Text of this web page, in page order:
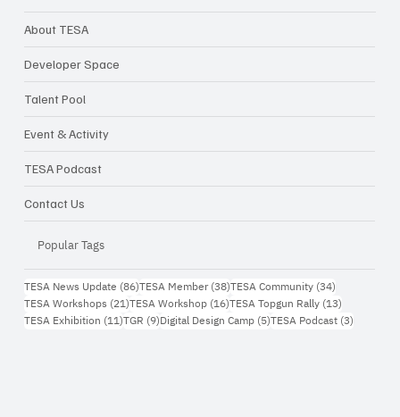
About TESA
Developer Space
Talent Pool
Event & Activity
TESA Podcast
Contact Us
Popular Tags
TESA News Update (86)86 กระทู้
TESA Member (38)38 กระทู้
TESA Community (34)34 กระทู้
TESA Workshops (21)21 กระทู้
TESA Workshop (16)16 กระทู้
TESA Topgun Rally (13)13 กระทู้
TESA Exhibition (11)11 กระทู้
TGR (9)9 กระทู้
Digital Design Camp (5)5 กระทู้
TESA Podcast (3)3 กระทู้